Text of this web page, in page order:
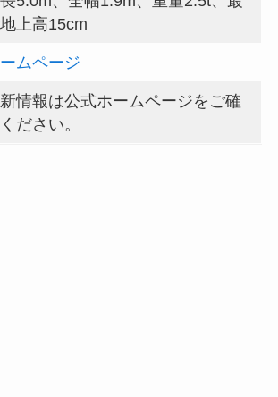
上高15cm
ムページ
情報は公式ホームページをご確
ださい。